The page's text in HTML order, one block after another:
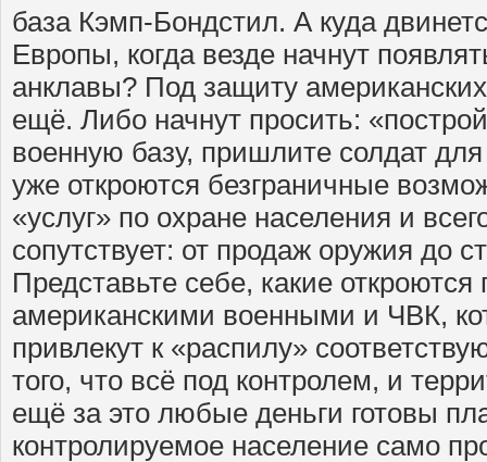
база Кэмп-Бондстил. А куда
Европы, когда везде начнут
анклавы? Под защиту
ещё. Либо начнут просить:
военную базу, пришлите солдат
уже откроются безграничные
«услуг» по охране населения и
сопутствует: от продаж оружия до
Представьте себе, какие
американскими военными и ЧВК,
привлекут к «распилу»
того, что всё под контролем, и
ещё за это любые деньги готовы
контролируемое население само